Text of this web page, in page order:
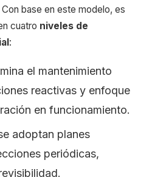
base en este modelo, es
cuatro niveles de
:
el mantenimiento
reactivas y enfoque
en funcionamiento.
adoptan planes
periódicas,